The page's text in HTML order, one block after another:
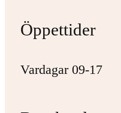
Öppettider
Vardagar 09-17